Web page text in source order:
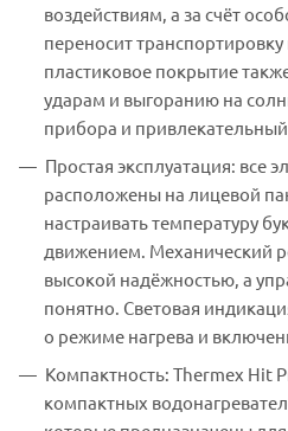
воздействиям, а за счёт
переносит
пластиковое покрытие
ударам и выгоранию на
прибора и
Простая эксплуатация: все
расположены на лицевой
настраивать температуру
движением. Механический
высокой надёжностью, а
понятно. Световая
о режиме нагрева и
Компактность: Thermex Hit
компактных